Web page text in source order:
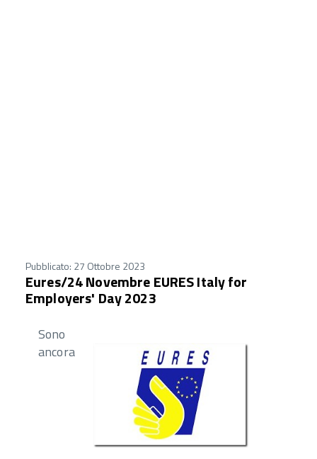
Pubblicato: 27 Ottobre 2023
Eures/24 Novembre EURES Italy for
Employers' Day 2023
Sono
ancora